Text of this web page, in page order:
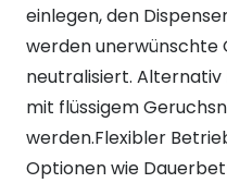
einlegen, den
werden unerwünschte
neutralisiert.
mit flüssigem
werden.Flexibler
Optionen wie